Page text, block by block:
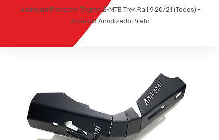
Andreani Protector Engine E-MTB Trek Rail 9 20/21 (Todos) -
Alumínio Anodizado Preto